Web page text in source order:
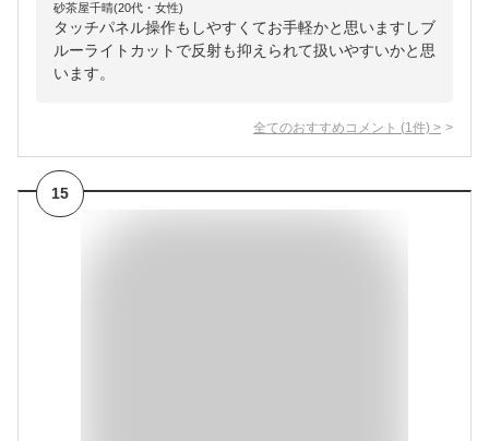
砂茶屋千晴(20代・女性)
タッチパネル操作もしやすくてお手軽かと思いますしブ
ルーライトカットで反射も抑えられて扱いやすいかと思
います。
全てのおすすめコメント (1 件) >
15